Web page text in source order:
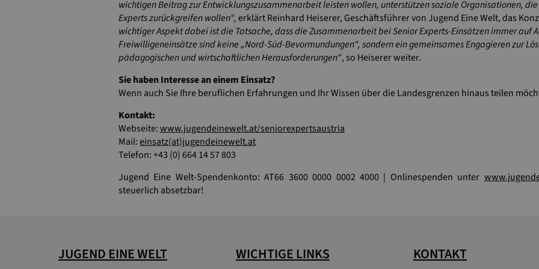
wichtigen Beitrag zur Entwicklungszusammenarbeit leisten wollen, unterstützen soziale Organisationen,
Experts zurückgreifen wollen“,erklärt Reinhard Heiserer, Geschäftsführer von Jugend Eine Welt, das
wichtiger Aspekt dabei ist die Tatsache, dass die Zusammenarbeit bei Senior Experts-Einsätzen immer auf
Freiwilligeneinsätze sind keine „Nord-Süd-Bevormundungen“, sondern ein gemeinsames Engagieren zur
pädagogischen und wirtschaftlichen Herausforderungen“, so Heiserer weiter.
Sie haben Interesse an einem Einsatz?
Wenn auch Sie Ihre beruflichen Erfahrungen und Ihr Wissen über die Landesgrenzen hinaus teilen
Kontakt:
Webseite:www.jugendeinewelt.at/seniorexpertsaustria
Mail:einsatz(at)jugendeinewelt.at
Telefon: +43 (0) 664 14 57 803
Jugend Eine Welt-Spendenkonto: AT66 3600 0000 0002 4000 | Onlinespenden unter
steuerlich absetzbar!
JUGEND EINE WELT WICHTIGE LINKS KONTAKT